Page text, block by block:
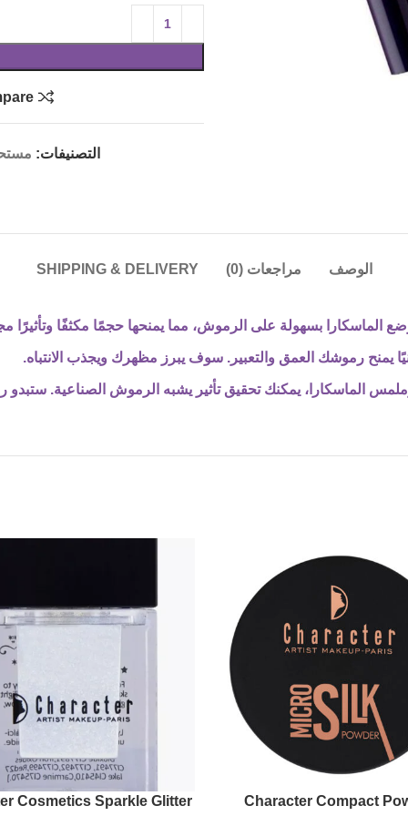
التصنيفات:
الوصف مراجعات (0) SHIPPING & DELIVERY
الماسكارا بسهولة على الرموش، مما يمنحها حجمًا مكثفًا وتأثيرًا
يمنح رموشك العمق والتعبير. سوف يبرز مظهرك ويجذب الانتباه.
الماسكارا، يمكنك تحقيق تأثير يشبه الرموش الصناعية.
Character Compact
Cosmetics Sparkle Glitter